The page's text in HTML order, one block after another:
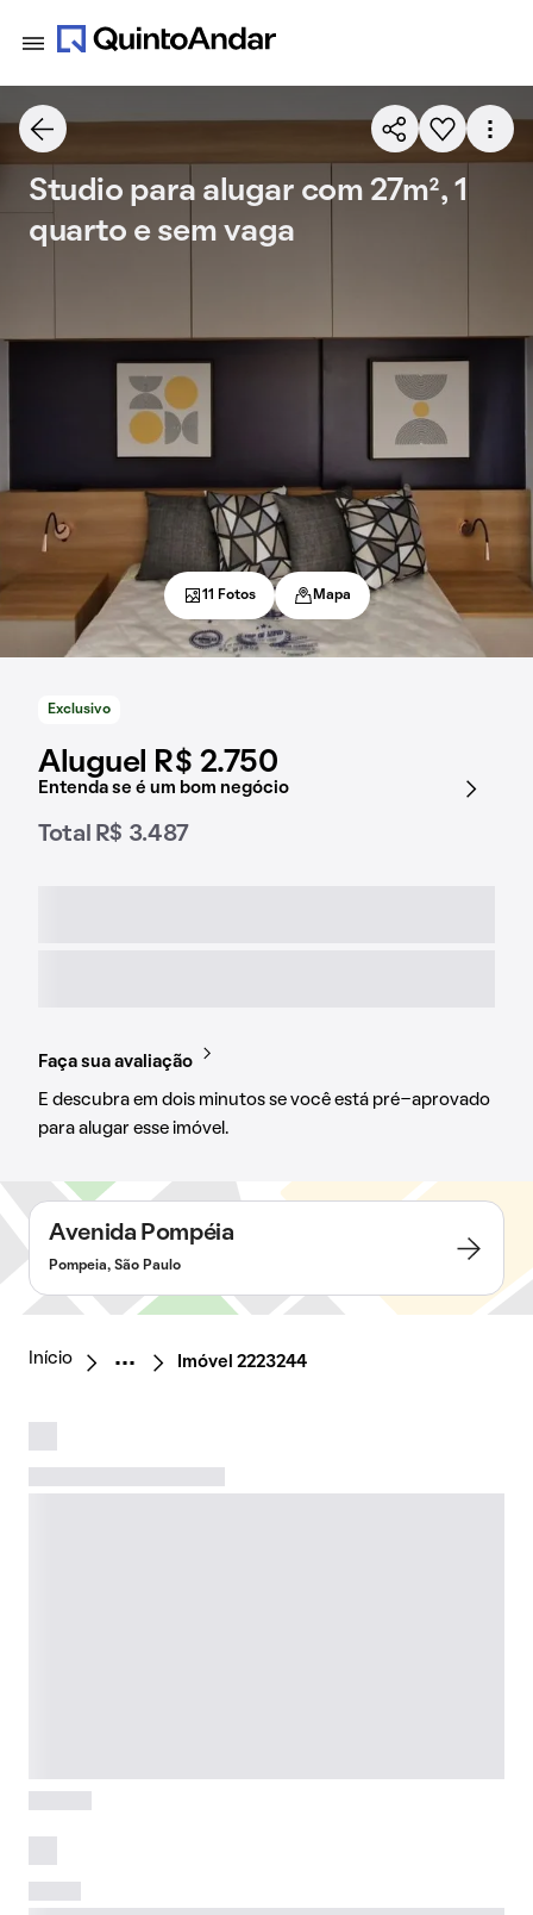
Exclusivo
Aluguel R$ 2.750
Entenda se é um bom negócio
Total R$ 3.487
Faça sua avaliação
E descubra em dois minutos se você está pré-aprovado
para alugar esse imóvel.
Studio para alugar com 27m², 1
quarto e sem vaga
11 Fotos Mapa
Avenida Pompéia
Pompeia, São Paulo
Início Imóvel 2223244